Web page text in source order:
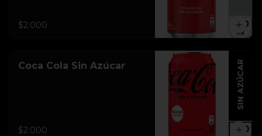
$2.000
Coca Cola Sin Azúcar
$2.000